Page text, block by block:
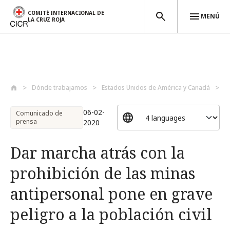
COMITÉ INTERNACIONAL DE
LA CRUZ ROJA
MENÚ
Dónde trabajamos Estados Unidos de América y Canadá
Comunicado de
prensa
06-02-
2020
Dar marcha atrás con la
prohibición de las minas
antipersonal pone en grave
peligro a la población civil